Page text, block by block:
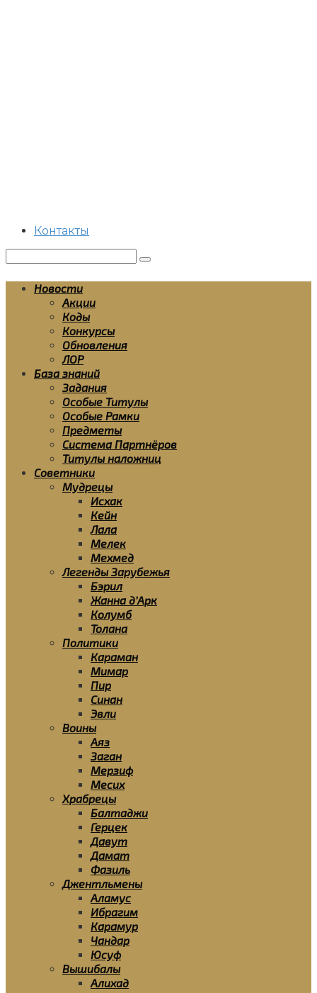
Контакты
Новости
Акции
Коды
Конкурсы
Обновления
ЛОР
База знаний
Задания
Особые Титулы
Особые Рамки
Предметы
Система Партнёров
Титулы наложниц
Советники
Мудрецы
Исхак
Кейн
Лала
Мелек
Мехмед
Легенды Зарубежья
Бэрил
Жанна д’Арк
Колумб
Толана
Политики
Караман
Мимар
Пир
Синан
Эвли
Воины
Аяз
Заган
Мерзиф
Месих
Храбрецы
Балтаджи
Герцек
Давут
Дамат
Фазиль
Джентльмены
Аламус
Ибрагим
Карамур
Чандар
Юсуф
Вышибалы
Алихад